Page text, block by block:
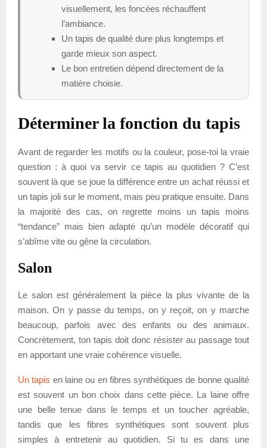
visuellement, les foncées réchauffent
l’ambiance.
Un tapis de qualité dure plus longtemps et
garde mieux son aspect.
Le bon entretien dépend directement de la
matière choisie.
Déterminer la fonction du tapis
Avant de regarder les motifs ou la couleur, pose-toi la vraie
question : à quoi va servir ce tapis au quotidien ? C’est
souvent là que se joue la différence entre un achat réussi et
un tapis joli sur le moment, mais peu pratique ensuite. Dans
la majorité des cas, on regrette moins un tapis moins
“tendance” mais bien adapté qu’un modèle décoratif qui
s’abîme vite ou gêne la circulation.
Salon
Le salon est généralement la pièce la plus vivante de la
maison. On y passe du temps, on y reçoit, on y marche
beaucoup, parfois avec des enfants ou des animaux.
Concrètement, ton tapis doit donc résister au passage tout
en apportant une vraie cohérence visuelle.
Un tapis en laine ou en fibres synthétiques de bonne qualité
est souvent un bon choix dans cette pièce. La laine offre
une belle tenue dans le temps et un toucher agréable,
tandis que les fibres synthétiques sont souvent plus
simples à entretenir au quotidien. Si tu es dans une